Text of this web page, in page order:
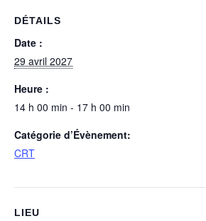
DÉTAILS
Date :
29 avril 2027
Heure :
14 h 00 min - 17 h 00 min
Catégorie d’Évènement:
CRT
LIEU